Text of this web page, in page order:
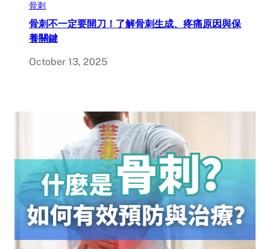
骨刺
骨刺不一定要開刀！了解骨刺生成、疼痛原因與保
養關鍵
October 13, 2025